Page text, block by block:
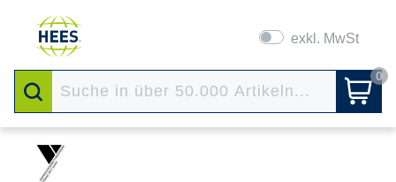
exkl. MwSt
0